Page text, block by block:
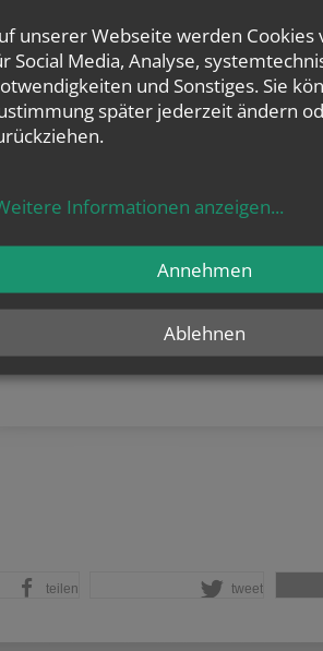
deren Kontakt ich schon vor der neuen
(DSGVO) hatte, nach wie vor
ohne Nachfragen behalten?
Daten sehen?
darf ich Daten speichern?
ich Daten speichern?
darf ich Gesundheitsdaten speichern?
für verlorene Daten?
von Kindern veröffentlichen?
und wo finde ich sie?
teilen tweet
unserer Webseite werden Cookies
Social Media, Analyse,
und Sonstiges. Sie
später jederzeit ändern
Informationen anzeigen...
Ablehnen
Annehmen